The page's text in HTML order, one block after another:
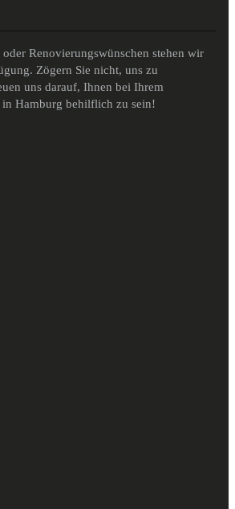
Renovierungswünschen stehen wir
Zögern Sie nicht, uns zu
uns darauf, Ihnen bei Ihrem
Hamburg behilflich zu sein!